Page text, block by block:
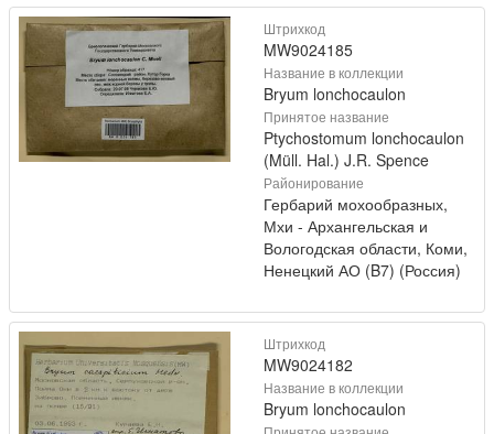
Штрихкод
MW9024185
Название в коллекции
Bryum lonchocaulon
Принятое название
Ptychostomum lonchocaulon
(Müll. Hal.) J.R. Spence
Районирование
Гербарий мохообразных,
Мхи - Архангельская и
Вологодская области, Коми,
Ненецкий АО (B7) (Россия)
Штрихкод
MW9024182
Название в коллекции
Bryum lonchocaulon